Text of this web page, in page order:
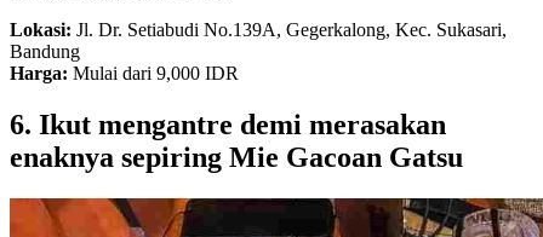
Lokasi: Jl. Dr. Setiabudi No.139A, Gegerkalong, Kec. Sukasari,
Bandung
Harga: Mulai dari 9,000 IDR
6. Ikut mengantre demi merasakan
enaknya sepiring Mie Gacoan Gatsu